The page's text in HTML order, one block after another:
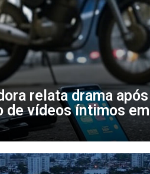
relata drama
de vídeos íntimos